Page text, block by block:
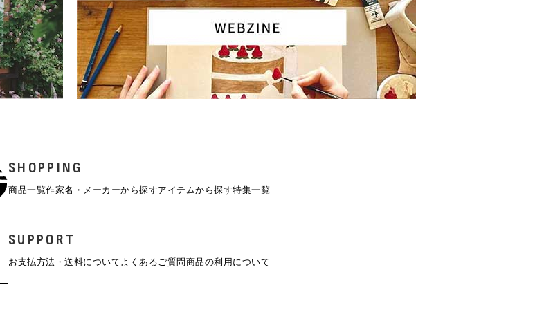
SHOPPING
商品一覧作家名・メーカーから探すアイテムから探す特集一覧
SUPPORT
お支払方法・送料について よくあるご質問商品の利用について